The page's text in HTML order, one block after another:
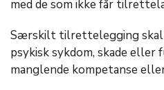
med de som ikke får
Særskilt tilrettelegging skal
psykisk sykdom, skade eller
manglende kompetanse